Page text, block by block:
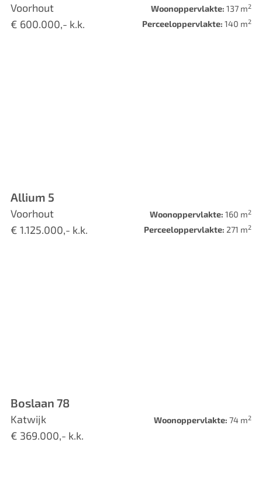
Voorhout
€ 600.000,- k.k.
Woonoppervlakte: 137 m2
Perceeloppervlakte: 140 m2
Allium 5
Voorhout
€ 1.125.000,- k.k.
Woonoppervlakte: 160 m2
Perceeloppervlakte: 271 m2
Boslaan 78
Katwijk
€ 369.000,- k.k.
Woonoppervlakte: 74 m2